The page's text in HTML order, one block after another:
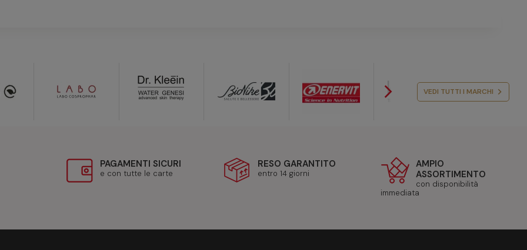
arrow_forward_ios VEDI TUTTI I MARCHI
PAGAMENTI SICURI
e con tutte le carte
RESO GARANTITO
entro 14 giorni
AMPIO
ASSORTIMENTO
con disponibilità
immediata